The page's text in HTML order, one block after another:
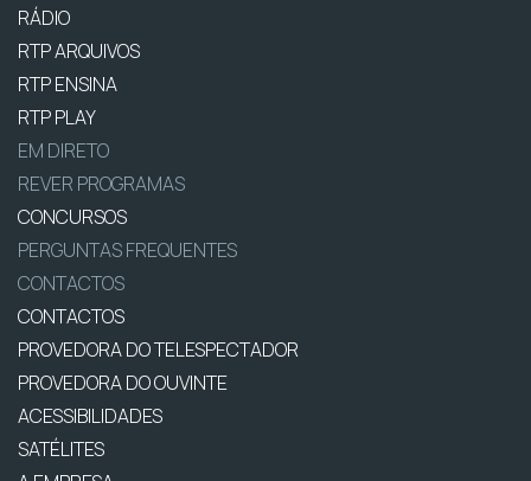
RÁDIO
RTP ARQUIVOS
RTP ENSINA
RTP PLAY
EM DIRETO
REVER PROGRAMAS
CONCURSOS
PERGUNTAS FREQUENTES
CONTACTOS
CONTACTOS
PROVEDORA DO TELESPECTADOR
PROVEDORA DO OUVINTE
ACESSIBILIDADES
SATÉLITES